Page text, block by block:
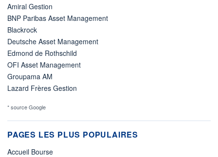
Amiral Gestion
BNP Paribas Asset Management
Blackrock
Deutsche Asset Management
Edmond de Rothschild
OFI Asset Management
Groupama AM
Lazard Frères Gestion
* source Google
PAGES LES PLUS POPULAIRES
Accueil Bourse